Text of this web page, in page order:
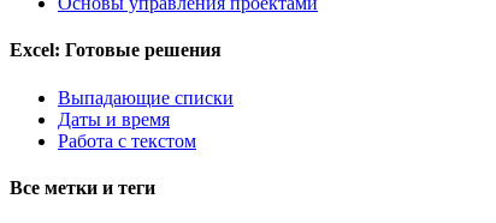
Excel: Готовые решения
Выпадающие списки
Даты и время
Работа с текстом
Все метки и теги